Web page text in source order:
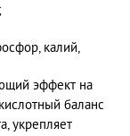
калий,
эффект на
баланс
укрепляет